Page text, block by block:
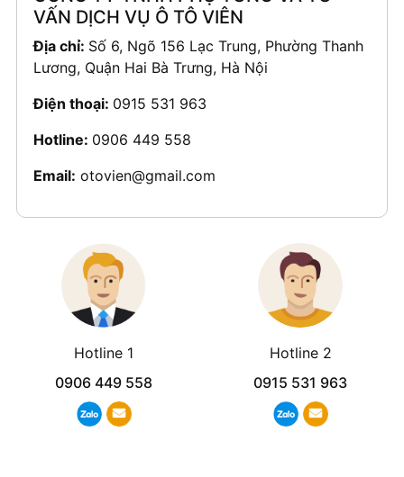
VẤN DỊCH VỤ Ô TÔ VIÊN
Địa chỉ: Số 6, Ngõ 156 Lạc Trung, Phường Thanh
Lương, Quận Hai Bà Trưng, Hà Nội
Điện thoại: 0915 531 963
Hotline: 0906 449 558
Email: otovien@gmail.com
Hotline 1
0906 449 558
Hotline 2
0915 531 963